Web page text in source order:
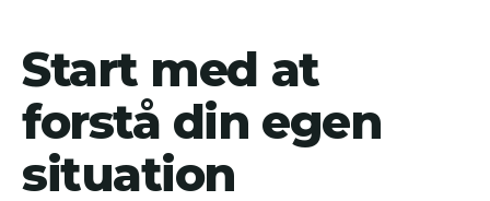
Start med at
forstå din egen
situation